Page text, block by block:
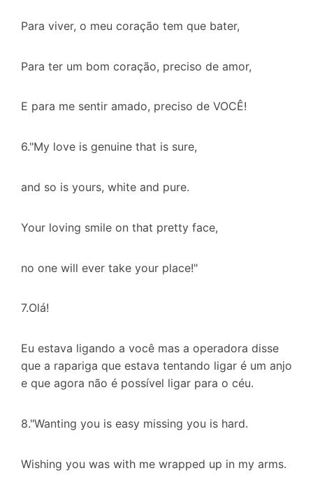
Para viver, o meu coração tem que bater,
Para ter um bom coração, preciso de amor,
E para me sentir amado, preciso de VOCÊ!
6."My love is genuine that is sure,
and so is yours, white and pure.
Your loving smile on that pretty face,
no one will ever take your place!"
7.Olá!
Eu estava ligando a você mas a operadora disse
que a rapariga que estava tentando ligar é um anjo
e que agora não é possível ligar para o céu.
8."Wanting you is easy missing you is hard.
Wishing you was with me wrapped up in my arms.